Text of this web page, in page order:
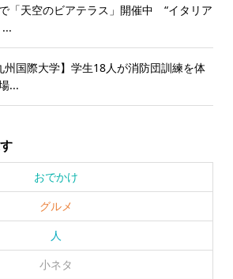
「天空のビアテラス」開催中 “イタリア
州国際大学】学生18人が消防団訓練を体
...
おでかけ
グルメ
人
小ネタ